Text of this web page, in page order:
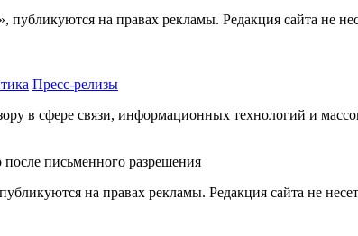
на правах рекламы. Редакция сайта не
Пресс-релизы
в сфере связи, информационных технологий и
письменного разрешения
на правах рекламы. Редакция сайта не